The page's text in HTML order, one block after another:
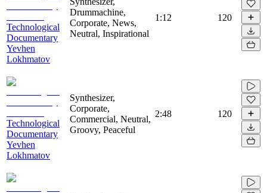
Technological
Documentary
Yevhen
Lokhmatov
Drummachine,
Corporate, News,
Neutral, Inspirational
1:12 120
Technological
Documentary
Yevhen
Lokhmatov
Synthesizer,
Corporate,
Commercial, Neutral,
Groovy, Peaceful
2:48 120